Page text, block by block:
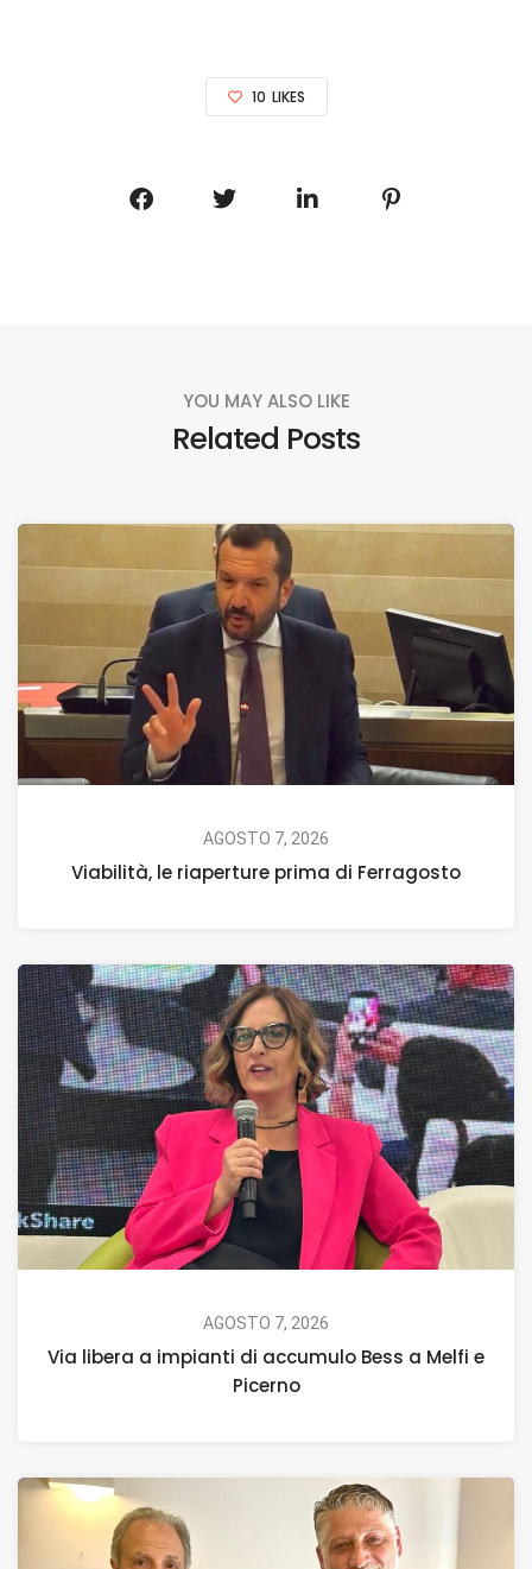
10 LIKES
YOU MAY ALSO LIKE
Related Posts
AGOSTO 7, 2026
Viabilità, le riaperture prima di Ferragosto
AGOSTO 7, 2026
Via libera a impianti di accumulo Bess a Melfi e
Picerno